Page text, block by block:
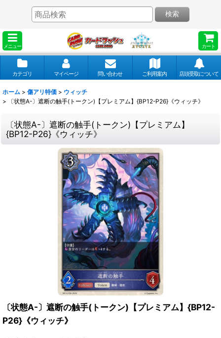
メニュー カート
検索
カテゴリ マイページ 問い合わせ ご利用案内 店頭受取について
ホーム > 傷アリ特価 > ウィッチ
>
〔状態A-〕遮断の触手(トークン)【プレミアム】{BP12-P26}《ウィッチ》
〔状態A-〕遮断の触手(トークン)【プレミアム】
{BP12-P26}《ウィッチ》
〔状態A-〕遮断の触手(トークン)【プレミアム】{BP12-
P26}《ウィッチ》